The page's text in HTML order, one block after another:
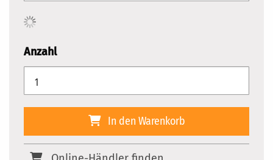
Anzahl
In den Warenkorb